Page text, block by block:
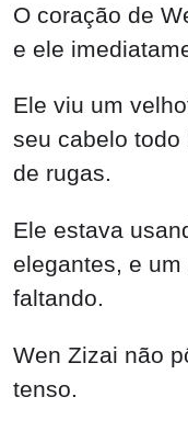
O coração de
e ele
Ele viu um
seu cabelo todo
de rugas.
Ele estava
elegantes, e
faltando.
Wen Zizai não
tenso.